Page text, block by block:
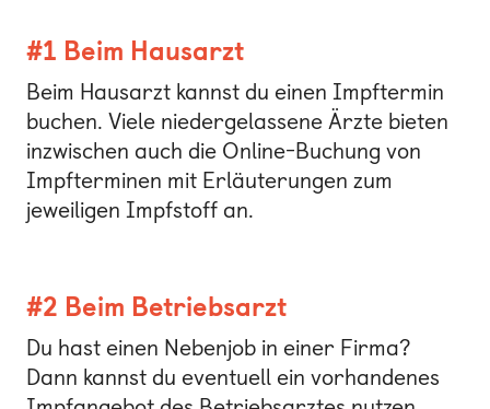
#1 Beim Hausarzt
Beim Hausarzt kannst du einen Impftermin
buchen. Viele niedergelassene Ärzte bieten
inzwischen auch die Online-Buchung von
Impfterminen mit Erläuterungen zum
jeweiligen Impfstoff an.
#2 Beim Betriebsarzt
Du hast einen Nebenjob in einer Firma?
Dann kannst du eventuell ein vorhandenes